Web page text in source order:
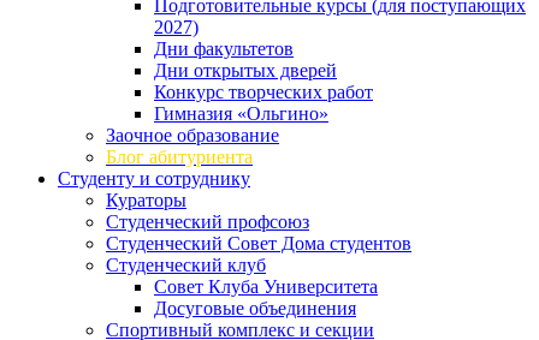
Подготовительные курсы (для поступающих
2027)
Дни факультетов
Дни открытых дверей
Конкурс творческих работ
Гимназия «Ольгино»
Заочное образование
Блог абитуриента
Студенту и сотруднику
Кураторы
Студенческий профсоюз
Студенческий Совет Дома студентов
Студенческий клуб
Совет Клуба Университета
Досуговые объединения
Спортивный комплекс и секции